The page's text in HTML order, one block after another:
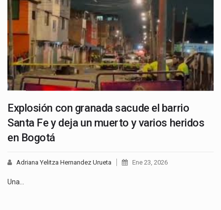
Explosión con granada sacude el barrio
Santa Fe y deja un muerto y varios heridos
en Bogotá
Adriana Yelitza Hernandez Urueta Ene 23, 2026
Una…